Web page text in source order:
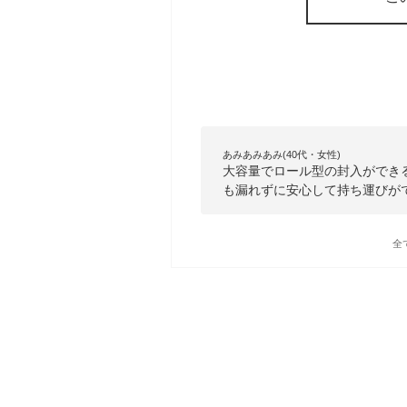
あみあみあみ(40代・女性)
大容量でロール型の封入がで
も漏れずに安心して持ち運びが
全